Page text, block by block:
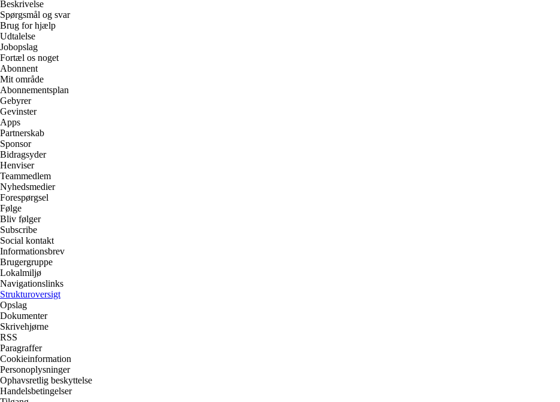
Beskrivelse
Spørgsmål og svar
Brug for hjælp
Udtalelse
Jobopslag
Fortæl os noget
Abonnent
Mit område
Abonnementsplan
Gebyrer
Gevinster
Apps
Partnerskab
Sponsor
Bidragsyder
Henviser
Teammedlem
Nyhedsmedier
Forespørgsel
Følge
Bliv følger
Subscribe
Social kontakt
Informationsbrev
Brugergruppe
Lokalmiljø
Navigationslinks
Strukturoversigt
Opslag
Dokumenter
Skrivehjørne
RSS
Paragraffer
Cookieinformation
Personoplysninger
Ophavsretlig beskyttelse
Handelsbetingelser